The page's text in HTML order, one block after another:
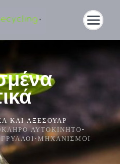
ΚΑΙ ΑΞΕΣΟΥΆΡ
ΑΥΤΟΚΊΝΗΤΟ-
ΜΗΧΑΝΙΣΜΟΊ